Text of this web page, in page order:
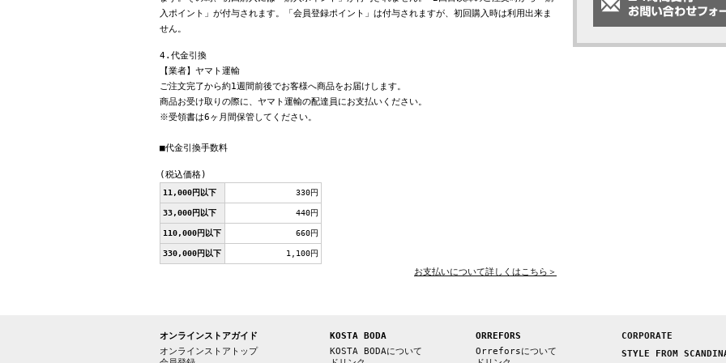
入ポイント」が付与されます。「会員登録ポイント」は付与されますが、初回購入時は利用出来ま
せん。
4.代金引換
【業者】ヤマト運輸
ご注文完了から約1週間前後でお客様へ商品をお届けします。
商品お受け取りの際に、ヤマト運輸の配達員にお支払いください。
※受領書は6ヶ月間保管してください。
■代金引換手数料
(税込価格)
11,000円以下 330円
33,000円以下 440円
110,000円以下 660円
330,000円以下 1,100円
お支払いについて詳しくはこちら＞
オンラインストアガイド
オンラインストアトップ
KOSTA BODA
KOSTA BODAについて
ORREFORS
Orreforsについて
CORPORATE
STYLE FROM